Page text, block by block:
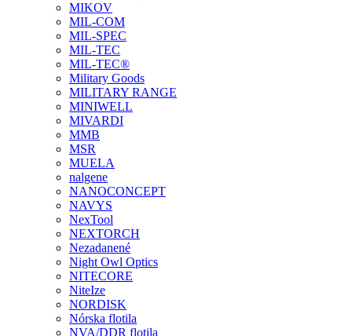
MIKOV
MIL-COM
MIL-SPEC
MIL-TEC
MIL-TEC®
Military Goods
MILITARY RANGE
MINIWELL
MIVARDI
MMB
MSR
MUELA
nalgene
NANOCONCEPT
NAVYS
NexTool
NEXTORCH
Nezadanené
Night Owl Optics
NITECORE
NiteIze
NORDISK
Nórska flotila
NVA/DDR flotila